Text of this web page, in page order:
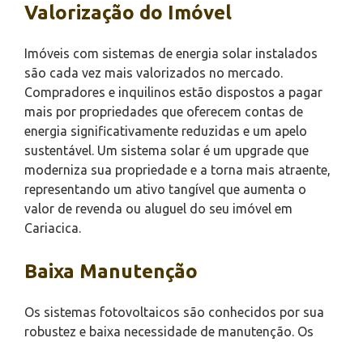
Valorização do Imóvel
Imóveis com sistemas de energia solar instalados
são cada vez mais valorizados no mercado.
Compradores e inquilinos estão dispostos a pagar
mais por propriedades que oferecem contas de
energia significativamente reduzidas e um apelo
sustentável. Um sistema solar é um upgrade que
moderniza sua propriedade e a torna mais atraente,
representando um ativo tangível que aumenta o
valor de revenda ou aluguel do seu imóvel em
Cariacica.
Baixa Manutenção
Os sistemas fotovoltaicos são conhecidos por sua
robustez e baixa necessidade de manutenção. Os